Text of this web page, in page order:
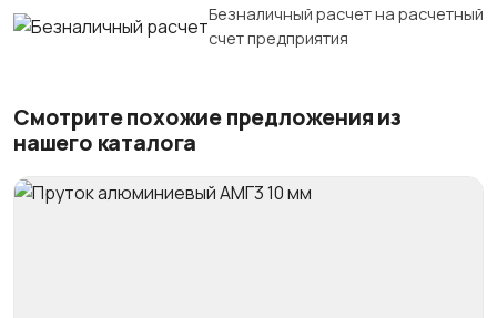
Безналичный расчет на расчетный
счет предприятия
Смотрите похожие предложения из
нашего каталога